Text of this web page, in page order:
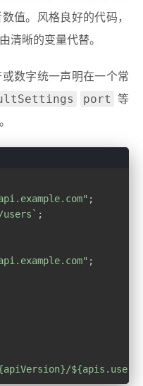
值。风格良好的代码，
清晰的变量代替。
数字统一声明在一个常
port
等
;
;
;
/